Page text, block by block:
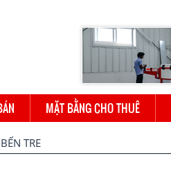
MẶT BẰNG CHO THUÊ
TRE